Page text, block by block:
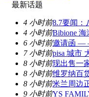
最新话题
4 小时前8.7要闻：
4 小时前Bibione
6 小时前邀请函 —
7 小时前pisa 城市
8 小时前现出售一
8 小时前维罗纳百
8 小时前米兰周边
9 小时前YS